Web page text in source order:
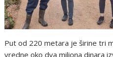
Put od 220 metara je širine tri
vredne oko dva miliona dinara